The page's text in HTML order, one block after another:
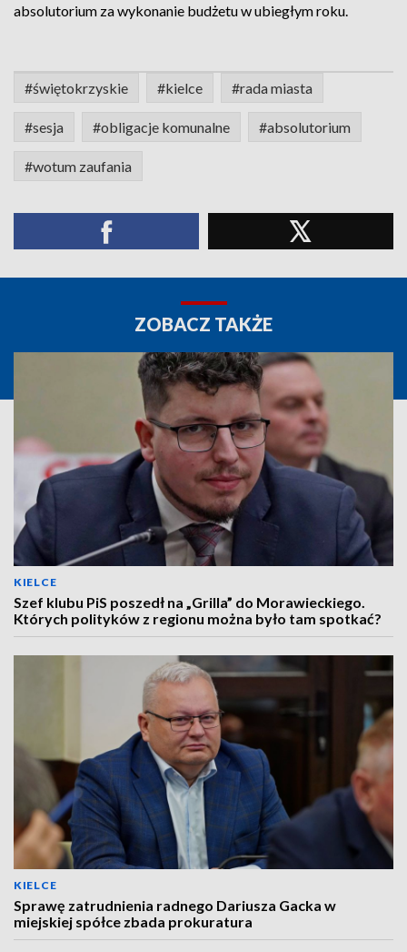
absolutorium za wykonanie budżetu w ubiegłym roku.
#świętokrzyskie #kielce #rada miasta
#sesja #obligacje komunalne #absolutorium
#wotum zaufania
ZOBACZ TAKŻE
KIELCE
Szef klubu PiS poszedł na „Grilla” do Morawieckiego.
Których polityków z regionu można było tam spotkać?
KIELCE
Sprawę zatrudnienia radnego Dariusza Gacka w
miejskiej spółce zbada prokuratura